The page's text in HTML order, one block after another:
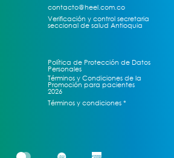
Política de Protección de Datos
Personales
Términos y Condiciones de la
Promoción para pacientes
2026
Términos y condiciones *
contacto@heel.com.co
Verificación y control secretaria
seccional de salud Antioquia